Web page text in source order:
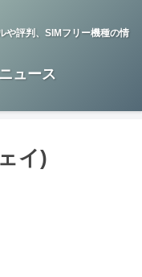
や評判、SIMフリー機種の情
ュース
イ)